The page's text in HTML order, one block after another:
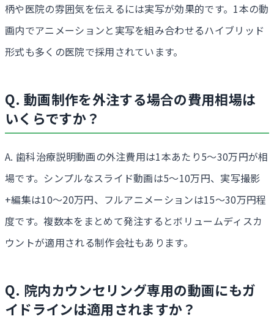
柄や医院の雰囲気を伝えるには実写が効果的です。1本の動
画内でアニメーションと実写を組み合わせるハイブリッド
形式も多くの医院で採用されています。
Q. 動画制作を外注する場合の費用相場は
いくらですか？
A. 歯科治療説明動画の外注費用は1本あたり5〜30万円が相
場です。シンプルなスライド動画は5〜10万円、実写撮影
+編集は10〜20万円、フルアニメーションは15〜30万円程
度です。複数本をまとめて発注するとボリュームディスカ
ウントが適用される制作会社もあります。
Q. 院内カウンセリング専用の動画にもガ
イドラインは適用されますか？